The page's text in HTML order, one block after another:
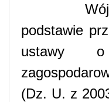
podstawie
ustawy
(Dz. U. z